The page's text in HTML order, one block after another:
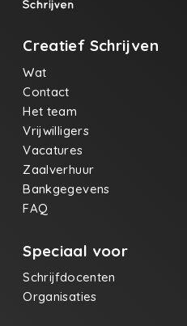
Creatief Schrijven
Wat
Contact
Het team
Vrijwilligers
Vacatures
Zaalverhuur
Bankgegevens
FAQ
Speciaal voor
Schrijfdocenten
Organisaties